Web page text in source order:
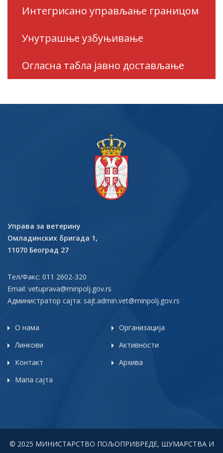
Интегрисано управљање границом
Унутрашње узбуњивање
Огласна табла јавно достављање
Управа за ветерину
Омладинских бригада 1,
11070 Београд 27
Тел/Факс: 011 2602-320
Email: vetuprava@minpolj.gov.rs
Администратор сајта: sajt.admin.vet@minpolj.gov.rs
О нама
Организација
Линкови
Активности
Контакт
Архива
Мапа сајта
© 2025 МИНИСТАРСТВО ПОЉОПРИВРЕДЕ, ШУМАРСТВА И